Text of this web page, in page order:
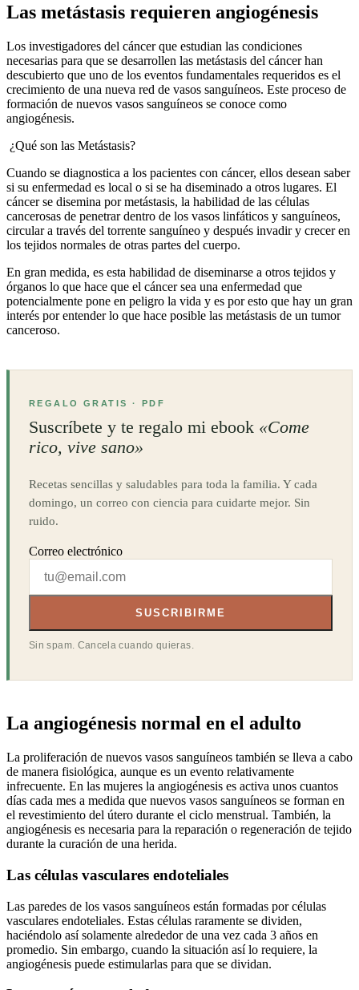
Las metástasis requieren angiogénesis
Los investigadores del cáncer que estudian las condiciones
necesarias para que se desarrollen las metástasis del cáncer han
descubierto que uno de los eventos fundamentales requeridos es el
crecimiento de una nueva red de vasos sanguíneos. Este proceso de
formación de nuevos vasos sanguíneos se conoce como
angiogénesis.
¿Qué son las Metástasis?
Cuando se diagnostica a los pacientes con cáncer, ellos desean saber
si su enfermedad es local o si se ha diseminado a otros lugares. El
cáncer se disemina por metástasis, la habilidad de las células
cancerosas de penetrar dentro de los vasos linfáticos y sanguíneos,
circular a través del torrente sanguíneo y después invadir y crecer en
los tejidos normales de otras partes del cuerpo.
En gran medida, es esta habilidad de diseminarse a otros tejidos y
órganos lo que hace que el cáncer sea una enfermedad que
potencialmente pone en peligro la vida y es por esto que hay un gran
interés por entender lo que hace posible las metástasis de un tumor
canceroso.
REGALO GRATIS · PDF
Suscríbete y te regalo mi ebook «Come
rico, vive sano»
Recetas sencillas y saludables para toda la familia. Y cada
domingo, un correo con ciencia para cuidarte mejor. Sin
ruido.
Correo electrónico
SUSCRIBIRME
Sin spam. Cancela cuando quieras.
La angiogénesis normal en el adulto
La proliferación de nuevos vasos sanguíneos también se lleva a cabo
de manera fisiológica, aunque es un evento relativamente
infrecuente. En las mujeres la angiogénesis es activa unos cuantos
días cada mes a medida que nuevos vasos sanguíneos se forman en
el revestimiento del útero durante el ciclo menstrual. También, la
angiogénesis es necesaria para la reparación o regeneración de tejido
durante la curación de una herida.
Las células vasculares endoteliales
Las paredes de los vasos sanguíneos están formadas por células
vasculares endoteliales. Estas células raramente se dividen,
haciéndolo así solamente alrededor de una vez cada 3 años en
promedio. Sin embargo, cuando la situación así lo requiere, la
angiogénesis puede estimularlas para que se dividan.